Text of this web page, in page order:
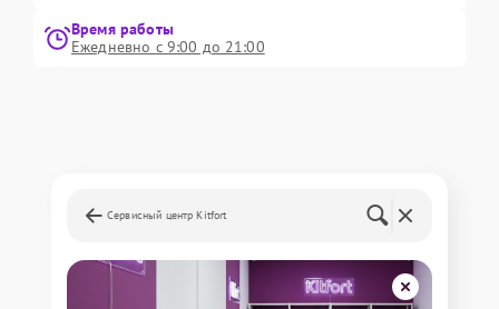
Время работы
Ежедневно с 9:00 до 21:00
Сервисный центр Kitfort